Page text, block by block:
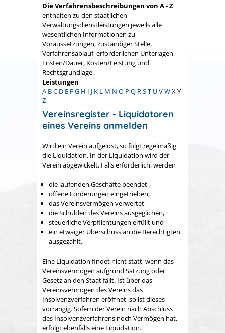
Die Verfahrensbeschreibungen von A - Z
enthalten zu den staatlichen
Verwaltungsdienstleistungen jeweils alle
wesentlichen Informationen zu
Voraussetzungen, zuständiger Stelle,
Verfahrensablauf, erforderlichen Unterlagen,
Fristen/Dauer, Kosten/Leistung und
Rechtsgrundlage.
Leistungen
A BC D E FG H I J K L M N O P Q RST UVWX Y
Z
Vereinsregister - Liquidatoren
eines Vereins anmelden
Wird ein Verein aufgelöst, so folgt regelmäßig
die Liquidation. In der Liquidation wird der
Verein abgewickelt. Falls erforderlich, werden
die laufenden Geschäfte beendet,
offene Forderungen eingetrieben,
das Vereinsvermögen verwertet,
die Schulden des Vereins ausgeglichen,
steuerliche Verpflichtungen erfüllt und
ein etwaiger Überschuss an die Berechtigten
ausgezahlt.
Eine Liquidation findet nicht statt, wenn das
Vereinsvermögen aufgrund Satzung oder
Gesetz an den Staat fällt. Ist über das
Vereinsvermögen des Vereins das
Insolvenzverfahren eröffnet, so ist dieses
vorrangig. Sofern der Verein nach Abschluss
des Insolvenzverfahrens noch Vermögen hat,
erfolgt ebenfalls eine Liquidation.